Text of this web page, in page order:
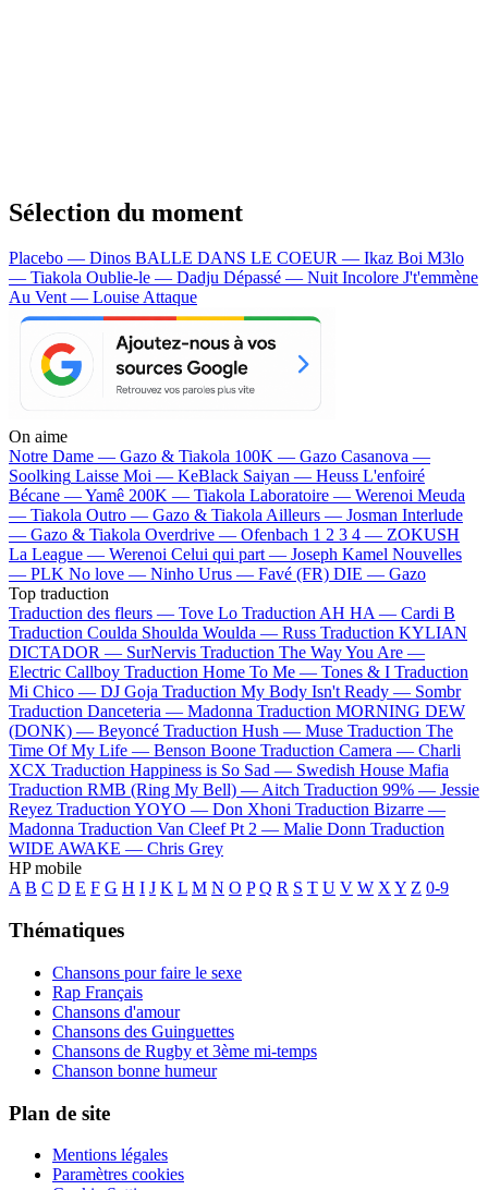
Sélection du moment
Placebo — Dinos BALLE DANS LE COEUR — Ikaz Boi M3lo
— Tiakola Oublie-le — Dadju Dépassé — Nuit Incolore J't'emmène
Au Vent — Louise Attaque
On aime
Notre Dame — Gazo & Tiakola 100K — Gazo Casanova —
Soolking Laisse Moi — KeBlack Saiyan — Heuss L'enfoiré
Bécane —Yamê 200K — Tiakola Laboratoire — Werenoi Meuda
— Tiakola Outro — Gazo & TiakolaAilleurs — Josman Interlude
— Gazo & Tiakola Overdrive — Ofenbach 1 2 3 4 — ZOKUSH
La League — Werenoi Celui qui part — Joseph Kamel Nouvelles
— PLK No love — Ninho Urus — Favé (FR) DIE — Gazo
Top traduction
Traduction des fleurs — Tove Lo Traduction AH HA — Cardi B
Traduction Coulda Shoulda Woulda — Russ Traduction KYLIAN
DICTADOR — SurNervis Traduction The Way You Are —
Electric Callboy Traduction Home To Me — Tones & I Traduction
Mi Chico — DJ Goja Traduction My Body Isn't Ready — Sombr
Traduction Danceteria — Madonna Traduction MORNING DEW
(DONK) — Beyoncé Traduction Hush — Muse Traduction The
Time Of My Life — Benson Boone Traduction Camera — Charli
XCX Traduction Happiness is So Sad — Swedish House Mafia
Traduction RMB (Ring My Bell) —Aitch Traduction 99% — Jessie
Reyez Traduction YOYO — Don Xhoni Traduction Bizarre —
Madonna Traduction Van Cleef Pt 2 — Malie Donn Traduction
WIDE AWAKE — Chris Grey
HP mobile
A B C D E F G H I J K L M N O P Q R S T U V W XY Z 0-9
Thématiques
Chansons pour faire le sexe
Rap Français
Chansons d'amour
Chansons des Guinguettes
Chansons de Rugby et 3ème mi-temps
Chanson bonne humeur
Plan de site
Mentions légales
Paramètres cookies